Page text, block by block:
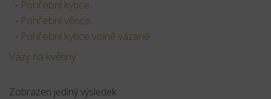
Pohřební kytice
Pohřební věnce
Pohřební kytice volně vázané
Vázy na květiny
Zobrazen jediný výsledek